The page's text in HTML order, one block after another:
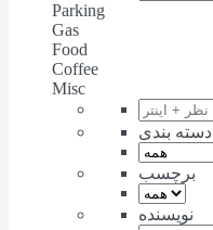
Parking
Gas
Food
Coffee
Misc
دسته بندی
برچسب
نویسنده